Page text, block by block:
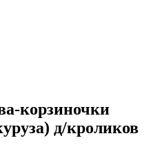
корзиночки
д/кроликов